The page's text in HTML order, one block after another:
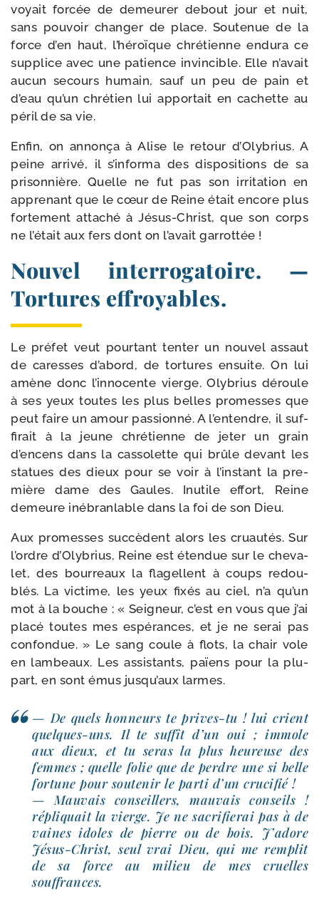
voyait for­cée de demeu­rer debout jour et nuit,
sans pou­voir chan­ger de place. Sou­tenue de la
force d’en haut, l’héroïque chré­tienne endu­ra ce
sup­plice avec une patience invin­cible. Elle n’avait
aucun secours humain, sauf un peu de pain et
d’eau qu’un chré­tien lui appor­tait en cachette au
péril de sa vie.
Enfin, on annon­ça à Alise le retour d’Olybrius. A
peine arri­vé, il s’informa des dis­po­si­tions de sa
pri­son­nière. Quelle ne fut pas son irri­ta­tion en
appre­nant que le cœur de Reine était encore plus
for­te­ment atta­ché à Jésus-​Christ, que son corps
ne l’était aux fers dont on l’avait garrottée !
Nouvel interrogatoire. —
Tortures effroyables.
Le pré­fet veut pour­tant ten­ter un nou­vel assaut
de caresses d’abord, de tor­tures ensuite. On lui
amène donc l’in­no­cente vierge. Olybrius déroule
à ses yeux toutes les plus belles pro­messes que
peut faire un amour pas­sion­né. A l’entendre, il suf­
fi­rait à la jeune chré­tienne de jeter un grain
d’encens dans la cas­so­lette qui brûle devant les
sta­tues des dieux pour se voir à l’instant la pre­
mière dame des Gaules. Inutile effort, Reine
demeure inébran­lable dans la foi de son Dieu.
Aux pro­messes suc­cèdent alors les cruau­tés. Sur
l’ordre d’Olybrius, Reine est éten­due sur le che­va­
let, des bour­reaux la fla­gellent à coups redou­
blés. La vic­time, les yeux fixés au ciel, n’a qu’un
mot à la bouche : « Seigneur, c’est en vous que j’ai
pla­cé toutes mes espé­rances, et je ne serai pas
confon­due. » Le sang coule à flots, la chair vole
en lam­beaux. Les assis­tants, païens pour la plu­
part, en sont émus jusqu’aux larmes.
— De quels hon­neurs te prives-​tu ! lui crient
quelques-​uns. Il te suf­fît d’un oui ; immole
aux dieux, et tu seras la plus heu­reuse des
femmes ; quelle folie que de perdre une si belle
for­tune pour sou­tenir le par­ti d’un cru­ci­fié !
— Mauvais conseillers, mau­vais conseils !
répli­quait la vierge. Je ne sacri­fie­rai pas à de
vaines idoles de pierre ou de bois. J’adore
Jésus-​Christ, seul vrai Dieu, qui me rem­plit
de sa force au milieu de mes cruelles
souffrances.